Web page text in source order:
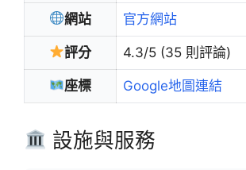
網站 官方網站
評分 4.3/5 (35 則評論)
座標 Google地圖連結
設施與服務